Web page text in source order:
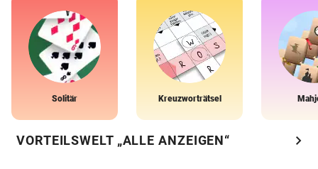
Solitär Kreuzworträtsel
VORTEILSWELT „ALLE ANZEIGEN“ chevron_right